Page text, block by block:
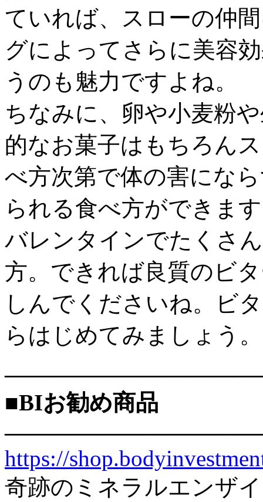
ていれば、スローの仲
グによってさらに美容
うのも魅力ですよね。
ちなみに、卵や小麦粉
的なお菓子はもちろん
べ方次第で体の害にな
られる食べ方ができま
バレンタインでたくさ
方。できれば良質のビ
しんでくださいね。ビ
らはじめてみましょう。
■BIお勧め商品
https://
奇跡のミネラルエンザ